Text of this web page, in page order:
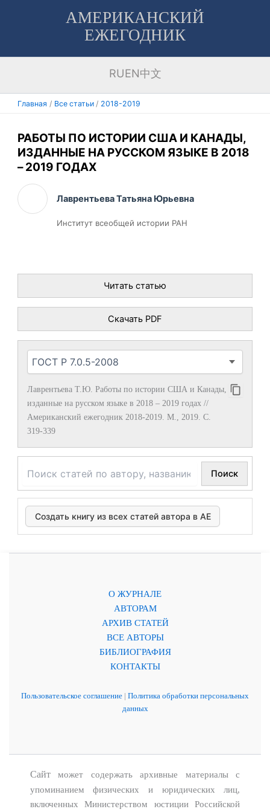
АМЕРИКАНСКИЙ
ЕЖЕГОДНИК
RUEN中文
Главная Все статьи 2018-2019
РАБОТЫ ПО ИСТОРИИ США И КАНАДЫ,
ИЗДАННЫЕ НА РУССКОМ ЯЗЫКЕ В 2018
– 2019 ГОДАХ
Лаврентьева Татьяна Юрьевна
Институт всеобщей истории РАН
Читать статью
Скачать PDF
Лаврентьева Т.Ю. Работы по истории США и Канады,
изданные на русском языке в 2018 – 2019 годах //
Американский ежегодник 2018-2019. М., 2019. С.
319-339
Поиск
Создать книгу из всех статей автора в АЕ
О ЖУРНАЛЕ
АВТОРАМ
АРХИВ СТАТЕЙ
ВСЕ АВТОРЫ
БИБЛИОГРАФИЯ
КОНТАКТЫ
Пользовательское соглашение | Политика обработки персональных
данных
Сайтможет содержать архивные материалы с
упоминанием физических и юридических лиц,
включенных Министерством юстиции Российской